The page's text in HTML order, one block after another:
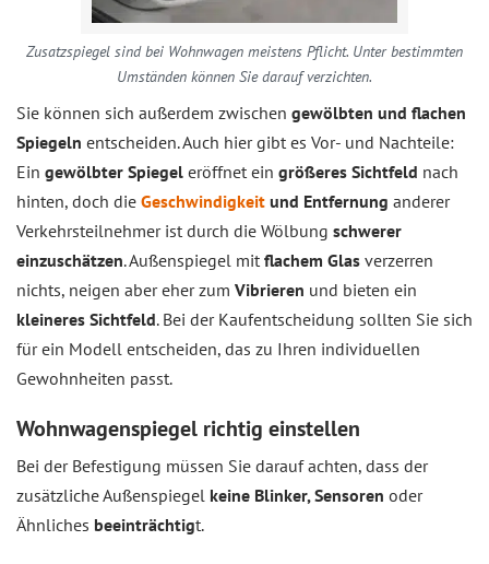
Zusatzspiegel sind bei Wohnwagen meistens Pflicht. Unter bestimmten
Umständen können Sie darauf verzichten.
Sie können sich außerdem zwischen gewölbten und flachen
Spiegeln entscheiden. Auch hier gibt es Vor- und Nachteile:
Ein gewölbter Spiegel eröffnet ein größeres Sichtfeld nach
hinten, doch die Geschwindigkeit und Entfernung anderer
Verkehrsteilnehmer ist durch die Wölbung schwerer
einzuschätzen. Außenspiegel mit flachem Glas verzerren
nichts, neigen aber eher zum Vibrieren und bieten ein
kleineres Sichtfeld. Bei der Kaufentscheidung sollten Sie sich
für ein Modell entscheiden, das zu Ihren individuellen
Gewohnheiten passt.
Wohnwagenspiegel richtig einstellen
Bei der Befestigung müssen Sie darauf achten, dass der
zusätzliche Außenspiegel keine Blinker, Sensoren oder
Ähnliches beeinträchtigt.